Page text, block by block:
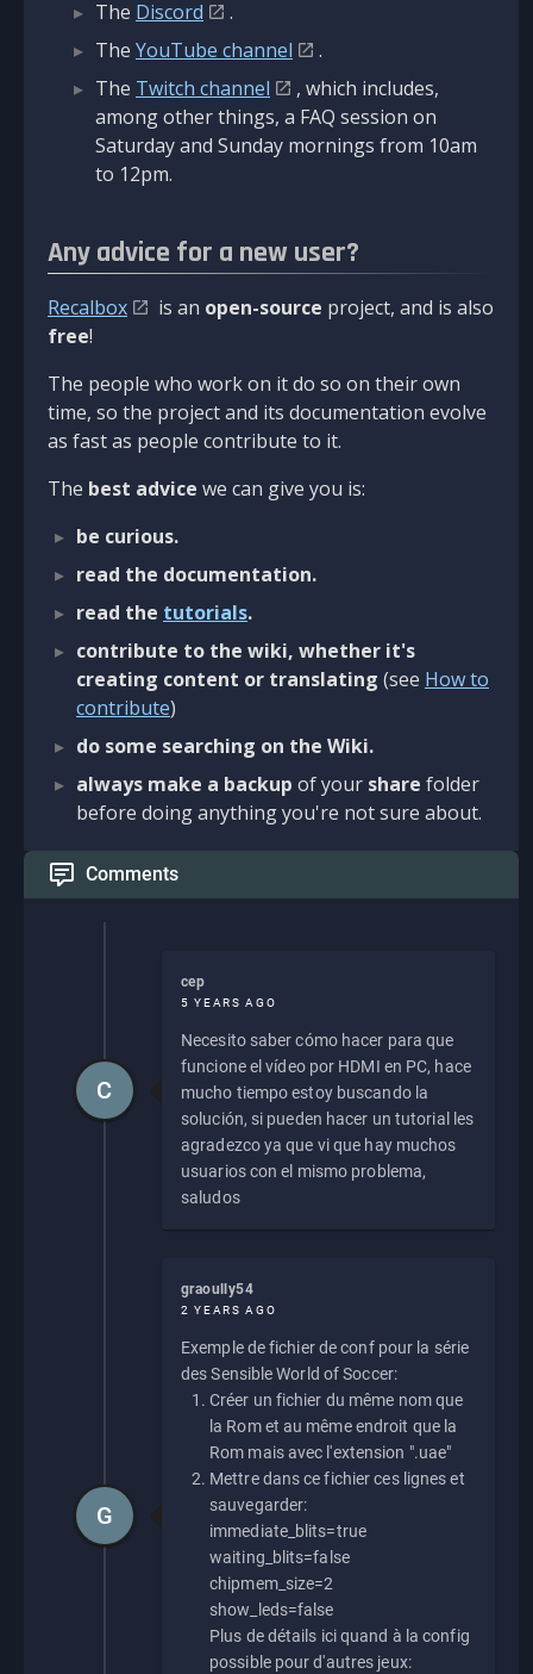
The Discord
.
The YouTube channel
.
The Twitch channel
, which includes,
among other things, a FAQ session on
Saturday and Sunday mornings from 10am
to 12pm.
Any advice for a new user?
Recalbox is an open-source project, and is also
free!
The people who work on it do so on their own
time, so the project and its documentation evolve
as fast as people contribute to it.
The best advice we can give you is:
be curious.
read the documentation.
read the tutorials.
contribute to the wiki, whether it's
creating content or translating (see How to
contribute)
do some searching on the Wiki.
always make a backup of your share folder
before doing anything you're not sure about.
Comments
cep
5 YEARS AGO
Necesito saber cómo hacer para que
funcione el vídeo por HDMI en PC, hace
mucho tiempo estoy buscando la
solución, si pueden hacer un tutorial les
agradezco ya que vi que hay muchos
usuarios con el mismo problema,
saludos
C
graoully54
2 YEARS AGO
Exemple de fichier de conf pour la série
des Sensible World of Soccer:
Créer un fichier du même nom que
la Rom et au même endroit que la
Rom mais avec l'extension ".uae"
Mettre dans ce fichier ces lignes et
sauvegarder:
immediate_blits=true
waiting_blits=false
chipmem_size=2
show_leds=false
Plus de détails ici quand à la config
possible pour d'autres jeux:
G